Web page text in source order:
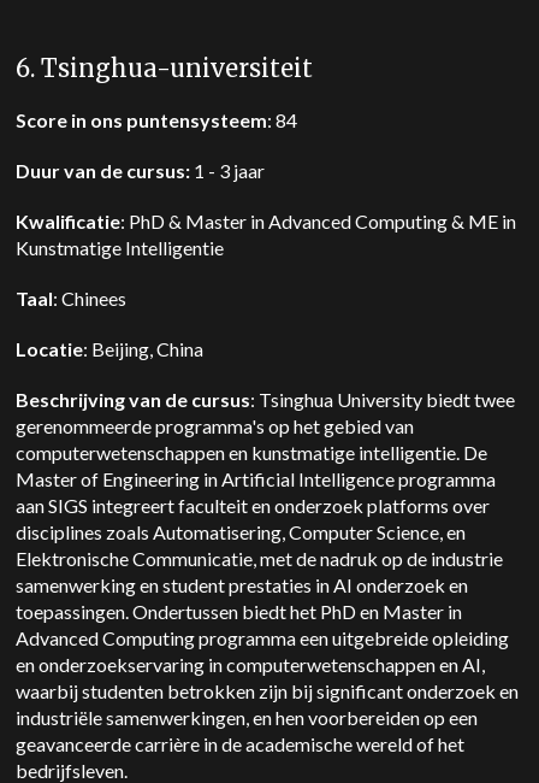
6. Tsinghua-universiteit
Score in ons puntensysteem: 84
Duur van de cursus: 1 - 3 jaar
Kwalificatie: PhD & Master in Advanced Computing & ME in
Kunstmatige Intelligentie
Taal: Chinees
Locatie: Beijing, China
Beschrijving van de cursus: Tsinghua University biedt twee
gerenommeerde programma's op het gebied van
computerwetenschappen en kunstmatige intelligentie. De
Master of Engineering in Artificial Intelligence programma
aan SIGS integreert faculteit en onderzoek platforms over
disciplines zoals Automatisering, Computer Science, en
Elektronische Communicatie, met de nadruk op de industrie
samenwerking en student prestaties in AI onderzoek en
toepassingen. Ondertussen biedt het PhD en Master in
Advanced Computing programma een uitgebreide opleiding
en onderzoekservaring in computerwetenschappen en AI,
waarbij studenten betrokken zijn bij significant onderzoek en
industriële samenwerkingen, en hen voorbereiden op een
geavanceerde carrière in de academische wereld of het
bedrijfsleven.